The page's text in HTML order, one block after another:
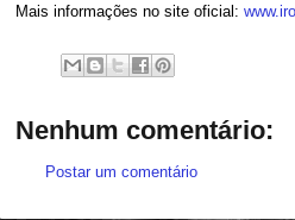
Mais informações no site oficial:
Nenhum comentário:
Postar um comentário